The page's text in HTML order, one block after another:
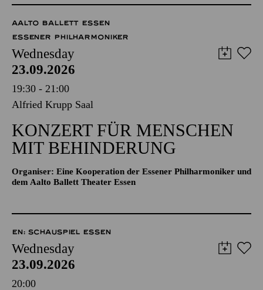
AALTO BALLETT ESSEN
ESSENER PHILHARMONIKER
Wednesday
23.09.2026
19:30 - 21:00
Alfried Krupp Saal
KONZERT FÜR MENSCHEN
MIT BEHINDERUNG
Organiser: Eine Kooperation der Essener Philharmoniker und
dem Aalto Ballett Theater Essen
EN: SCHAUSPIEL ESSEN
Wednesday
23.09.2026
20:00